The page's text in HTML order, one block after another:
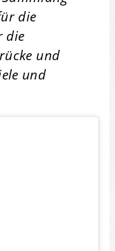
die
die
und
und